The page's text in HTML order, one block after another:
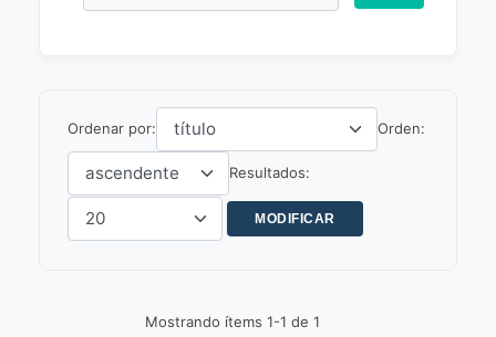
Ordenar por: Orden:
Resultados:
Mostrando ítems 1-1 de 1